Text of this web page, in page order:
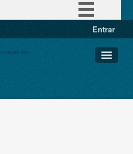
Entrar